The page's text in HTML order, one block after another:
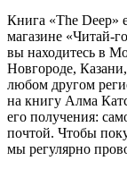
Книга «The Deep»
магазине «Читай-
вы находитесь в
Новгороде,
любом другом
на книгу Алма
его получения:
почтой. Чтобы
мы регулярно